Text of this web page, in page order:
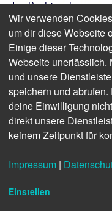
den Punkt zu kommen
oder
allgemein in der
Fach- und
Anliegen prägnant
können. Mit dem
Übung können Sie für
Kommunikation
ausgerichteten
gebracht zeigen wir
und
sowie
Gesprächsteilnehmer
Ihre
Wir verwenden
um dir diese Webseite
Einige dieser
Webseite unerlässlich.
und unsere
speichern und
deine Einwilligung
direkt unsere
keinem Zeitpunkt für
Impressum |
Einstellen